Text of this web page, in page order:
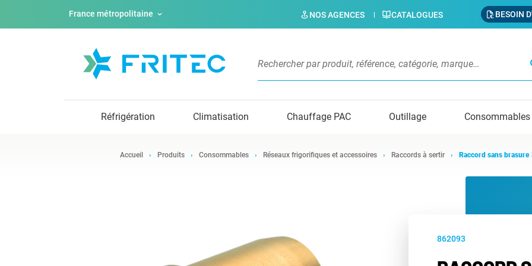
France métropolitaine NOS AGENCES CATALOGUES BESOIN
Réfrigération Climatisation Chauffage PAC Outillage Consommables
Accueil Produits Consommables Réseaux frigorifiques et accessoires Raccords à sertir Raccord sans brasure
862093